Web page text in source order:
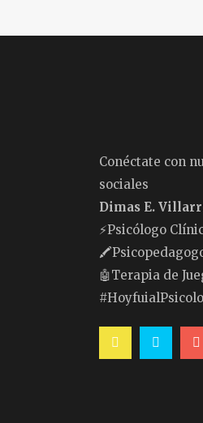
Conéctate con
sociales
Dimas E.
⚡️Psicólogo
🤖Terapia de